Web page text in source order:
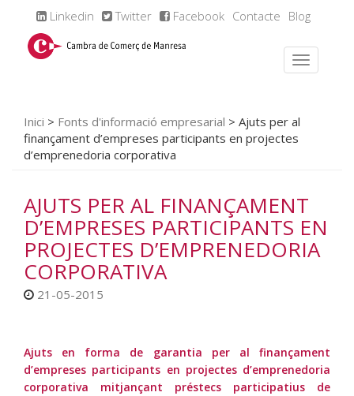
Linkedin Twitter Facebook Contacte Blog
Inici > Fonts d'informació empresarial > Ajuts per al
finançament d’empreses participants en projectes
d’emprenedoria corporativa
AJUTS PER AL FINANÇAMENT
D’EMPRESES PARTICIPANTS EN
PROJECTES D’EMPRENEDORIA
CORPORATIVA
21-05-2015
Ajuts en forma de garantia per al finançament
d’empreses participants en projectes d’emprenedoria
corporativa mitjançant préstecs participatius de